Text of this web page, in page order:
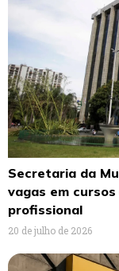
Secretaria da
vagas em
profissional
20 de julho de 2026